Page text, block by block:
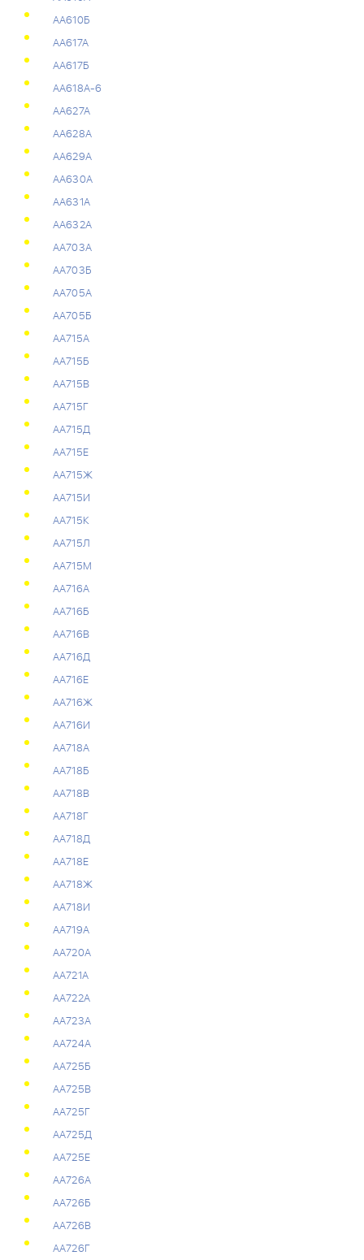
АА610Б
АА617А
АА617Б
АА618А-6
АА627А
АА628А
АА629А
АА630А
АА631А
АА632А
АА703А
АА703Б
АА705А
АА705Б
АА715А
АА715Б
АА715В
АА715Г
АА715Д
АА715Е
АА715Ж
АА715И
АА715К
АА715Л
АА715М
АА716А
АА716Б
АА716В
АА716Д
АА716Е
АА716Ж
АА716И
АА718А
АА718Б
АА718В
АА718Г
АА718Д
АА718Е
АА718Ж
АА718И
АА719А
АА720А
АА721А
АА722А
АА723А
АА724А
АА725Б
АА725В
АА725Г
АА725Д
АА725Е
АА726А
АА726Б
АА726В
АА726Г